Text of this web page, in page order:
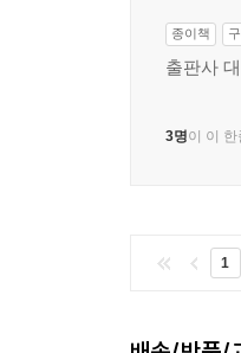
종이책
출판사
3명이 이
1